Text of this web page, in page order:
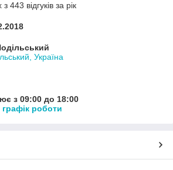
443 відгуків за рік
Україна
з 09:00 до 18:00
роботи